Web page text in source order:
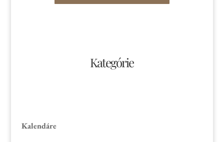
Kategórie
Kalendáre